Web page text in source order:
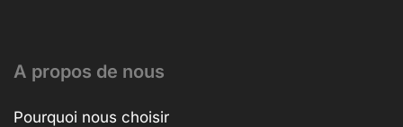
A propos de nous
Pourquoi nous choisir